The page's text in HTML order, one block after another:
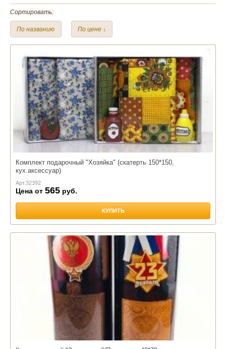
Сортировать:
По названию По цене ↓
Комплект подарочный "Хозяйка" (скатерть 150*150,
кух.аксессуар)
Арт.32392
Цена от 565 руб.
КУПИТЬ